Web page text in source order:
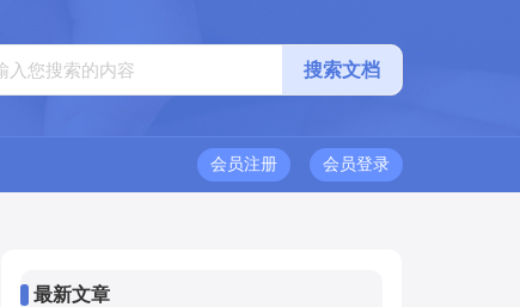
会员登录
会员注册
最新文章